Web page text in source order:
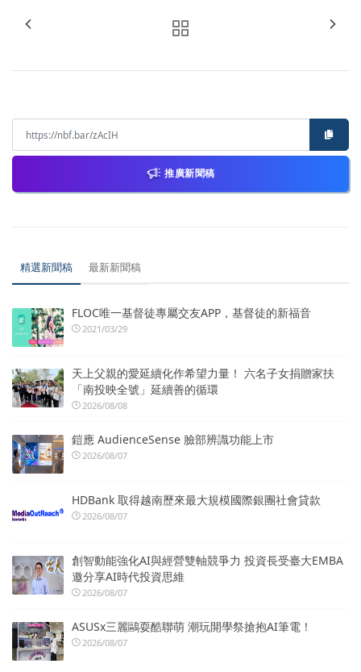
推廣新聞稿
精選新聞稿 最新新聞稿
FLOC唯一基督徒專屬交友APP，基督徒的新福音
2021/03/29
天上父親的愛延續化作希望力量！ 六名子女捐贈家扶
「南投映全號」延續善的循環
2026/08/08
鎧應 AudienceSense 臉部辨識功能上市
2026/08/07
HDBank 取得越南歷來最大規模國際銀團社會貸款
2026/08/07
創智動能強化AI與經營雙軸競爭力 投資長受臺大EMBA
邀分享AI時代投資思維
2026/08/07
ASUSx三麗鷗耍酷聯萌 潮玩開學祭搶抱AI筆電！
2026/08/07